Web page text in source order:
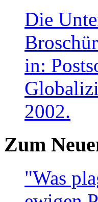
Die
in:
2002.
Zum
"Was